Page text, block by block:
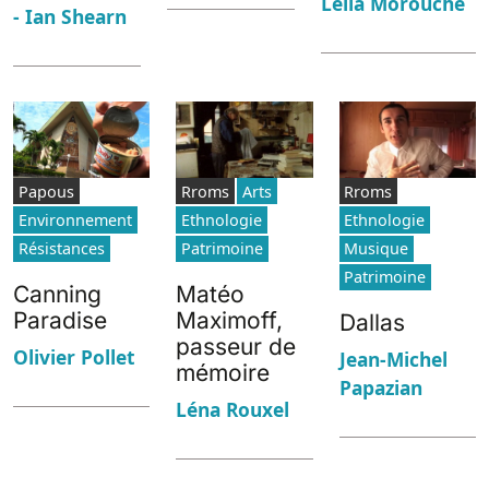
- Ian Shearn
Papous
Environnement
Résistances
Canning
Paradise
Olivier Pollet
Rroms
Arts
Ethnologie
Patrimoine
Matéo
Maximoff,
passeur de
mémoire
Léna Rouxel
Rroms
Ethnologie
Musique
Patrimoine
Dallas
Jean-Michel
Papazian